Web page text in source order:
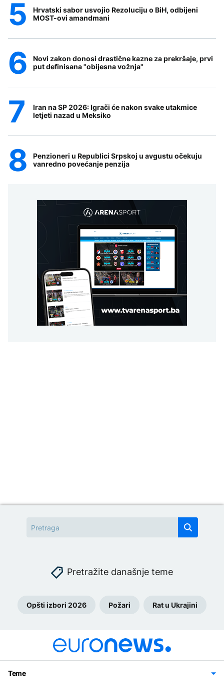
Hrvatski sabor usvojio Rezoluciju o BiH, odbijeni
MOST-ovi amandmani
Novi zakon donosi drastične kazne za prekršaje, prvi
put definisana "obijesna vožnja"
Iran na SP 2026: Igrači će nakon svake utakmice
letjeti nazad u Meksiko
Penzioneri u Republici Srpskoj u avgustu očekuju
vanredno povećanje penzija
Pretražite današnje teme
Opšti izbori 2026 Požari Rat u Ukrajini
Teme